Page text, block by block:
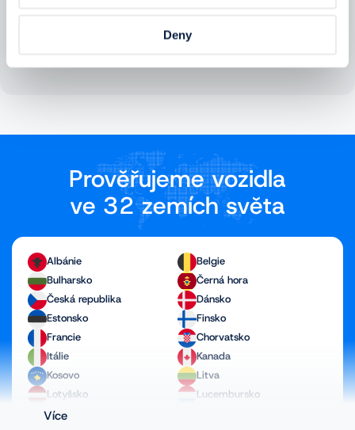
Deny
Prověřujeme vozidla
ve 32 zemích světa
Albánie
Belgie
Bulharsko
Černá hora
Česká republika
Dánsko
Estonsko
Finsko
Francie
Chorvatsko
Itálie
Kanada
Kosovo
Litva
Lotyšsko
Lucembursko
Maďarsko
Více